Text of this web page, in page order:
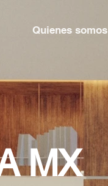
Quienes somos
MX